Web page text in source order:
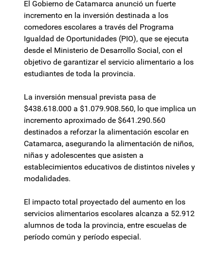
El Gobierno de Catamarca anunció un fuerte
incremento en la inversión destinada a los
comedores escolares a través del Programa
Igualdad de Oportunidades (PIO), que se ejecuta
desde el Ministerio de Desarrollo Social, con el
objetivo de garantizar el servicio alimentario a los
estudiantes de toda la provincia.
La inversión mensual prevista pasa de
$438.618.000 a $1.079.908.560, lo que implica un
incremento aproximado de $641.290.560
destinados a reforzar la alimentación escolar en
Catamarca, asegurando la alimentación de niños,
niñas y adolescentes que asisten a
establecimientos educativos de distintos niveles y
modalidades.
El impacto total proyectado del aumento en los
servicios alimentarios escolares alcanza a 52.912
alumnos de toda la provincia, entre escuelas de
período común y período especial.